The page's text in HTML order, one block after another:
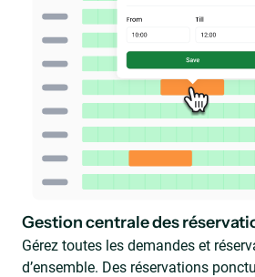
Gestion centrale des
Gérez toutes les demandes et
d’ensemble. Des réservations